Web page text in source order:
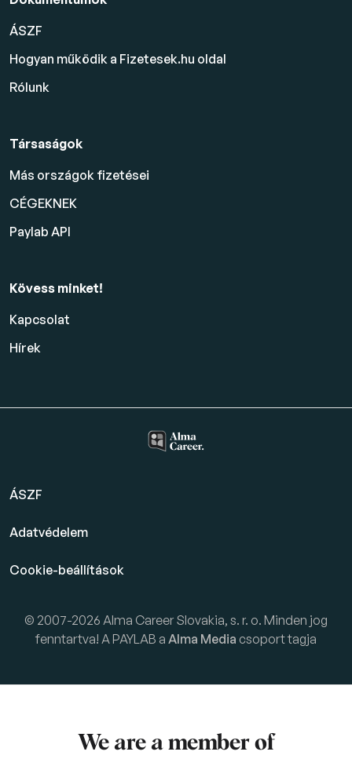
ÁSZF
Hogyan működik a Fizetesek.hu oldal
Rólunk
Társaságok
Más országok fizetései
CÉGEKNEK
Paylab API
Kövess minket!
Kapcsolat
Hírek
ÁSZF
Adatvédelem
Cookie-beállítások
© 2007-2026 Alma Career Slovakia, s. r. o. Minden jog
fenntartva! A PAYLAB a Alma Media csoport tagja
We are a member of